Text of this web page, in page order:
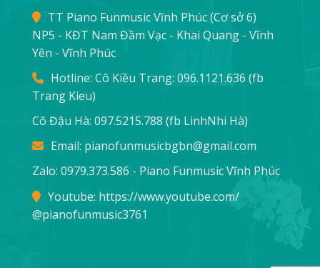
TT Piano Funmusic Vĩnh Phúc (Cơ sở 6)
NP5 - KĐT Nam Đầm Vạc - Khai Quang - Vĩnh
Yên - Vĩnh Phúc
Hotline: Cô Kiều Trang: 096.1121.636 (fb
Trang Kieu)
Cô Đậu Hà: 097.5215.788 (fb LinhNhi Hà)
Email: pianofunmusicbgbn@gmail.com
Zalo: 0979.373.586 - Piano Funmusic Vĩnh Phúc
Youtube: https://www.youtube.com/
@pianofunmusic3761